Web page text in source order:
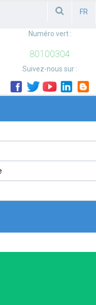
FR
Numéro vert :
80100304
Suivez-nous sur :